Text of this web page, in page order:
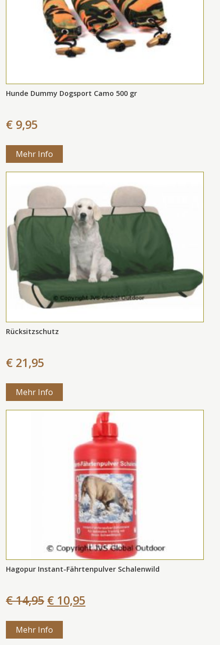
Hunde Dummy Dogsport Camo 500 gr
€ 9,95
Mehr Info
Rücksitzschutz
€ 21,95
Mehr Info
Hagopur Instant-Fährtenpulver Schalenwild
€ 14,95 € 10,95
Mehr Info